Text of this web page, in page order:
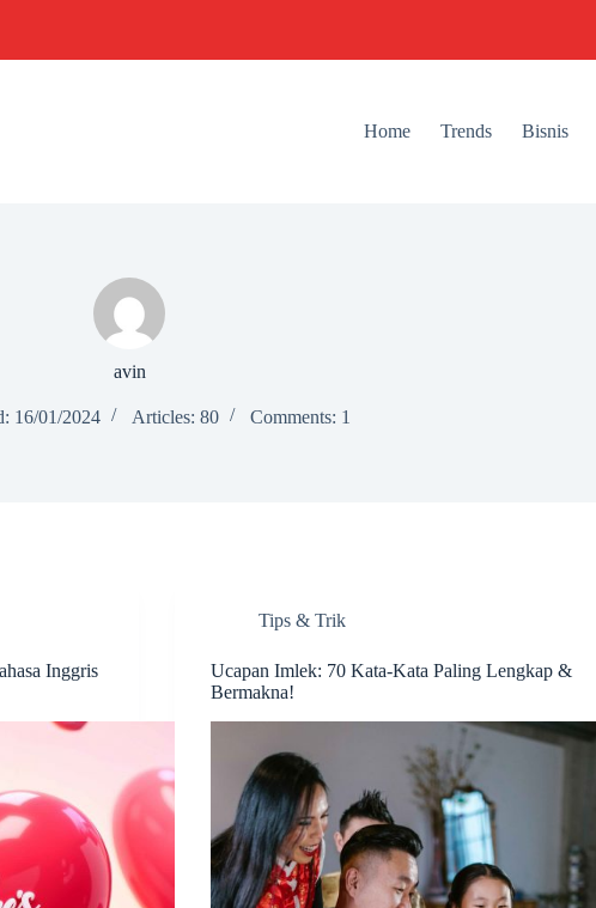
Home Trends Bisnis
avin
16/01/2024 Articles: 80 Comments: 1
Inggris
Tips & Trik
Ucapan Imlek: 70 Kata-Kata Paling Lengkap &
Bermakna!